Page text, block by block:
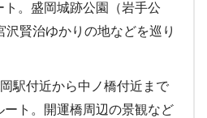
ト。盛岡城跡公園（岩手公
沢賢治ゆかりの地などを巡り
駅付近から中ノ橋付近まで
ート。開運橋周辺の景観など